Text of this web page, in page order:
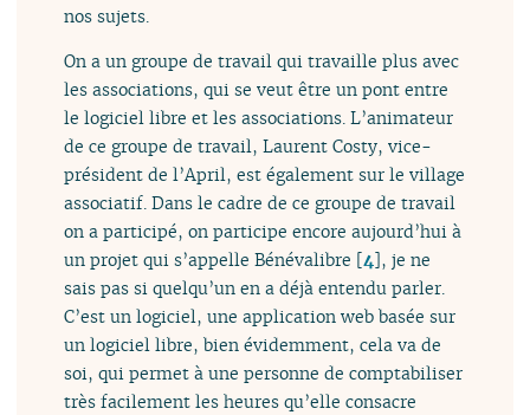
nos sujets.
On a un groupe de travail qui travaille plus avec
les associations, qui se veut être un pont entre
le logiciel libre et les associations. L’animateur
de ce groupe de travail, Laurent Costy, vice-
président de l’April, est également sur le village
associatif. Dans le cadre de ce groupe de travail
on a participé, on participe encore aujourd’hui à
un projet qui s’appelle Bénévalibre [4], je ne
sais pas si quelqu’un en a déjà entendu parler.
C’est un logiciel, une application web basée sur
un logiciel libre, bien évidemment, cela va de
soi, qui permet à une personne de comptabiliser
très facilement les heures qu’elle consacre